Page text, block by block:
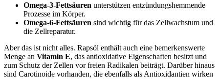
Omega-3-Fettsäuren unterstützen entzündungshemmende
Prozesse im Körper.
Omega-6-Fettsäuren sind wichtig für das Zellwachstum und
die Zellreparatur.
Aber das ist nicht alles. Rapsöl enthält auch eine bemerkenswerte
Menge an Vitamin E, das antioxidative Eigenschaften besitzt und
zum Schutz der Zellen vor freien Radikalen beiträgt. Darüber hinaus
sind Carotinoide vorhanden, die ebenfalls als Antioxidantien wirken